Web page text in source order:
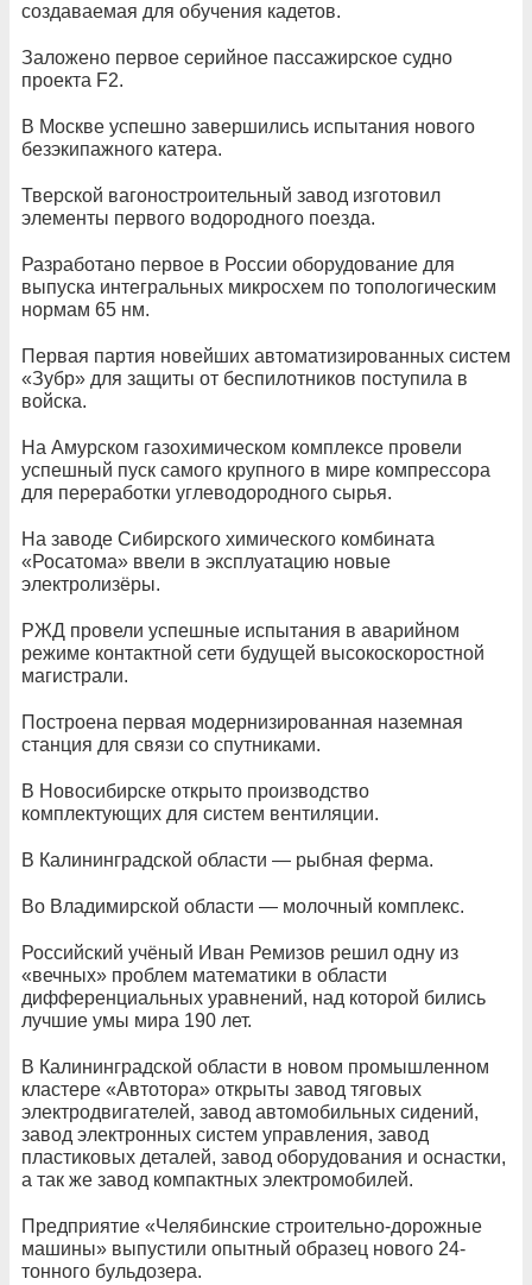
создаваемая для обучения кадетов.
Заложено первое серийное пассажирское судно
проекта F2.
В Москве успешно завершились испытания нового
безэкипажного катера.
Тверской вагоностроительный завод изготовил
элементы первого водородного поезда.
Разработано первое в России оборудование для
выпуска интегральных микросхем по топологическим
нормам 65 нм.
Первая партия новейших автоматизированных систем
«Зубр» для защиты от беспилотников поступила в
войска.
На Амурском газохимическом комплексе провели
успешный пуск самого крупного в мире компрессора
для переработки углеводородного сырья.
На заводе Сибирского химического комбината
«Росатома» ввели в эксплуатацию новые
электролизёры.
РЖД провели успешные испытания в аварийном
режиме контактной сети будущей высокоскоростной
магистрали.
Построена первая модернизированная наземная
станция для связи со спутниками.
В Новосибирске открыто производство
комплектующих для систем вентиляции.
В Калининградской области — рыбная ферма.
Во Владимирской области — молочный комплекс.
Российский учёный Иван Ремизов решил одну из
«вечных» проблем математики в области
дифференциальных уравнений, над которой бились
лучшие умы мира 190 лет.
В Калининградской области в новом промышленном
кластере «Автотора» открыты завод тяговых
электродвигателей, завод автомобильных сидений,
завод электронных систем управления, завод
пластиковых деталей, завод оборудования и оснастки,
а так же завод компактных электромобилей.
Предприятие «Челябинские строительно-дорожные
машины» выпустили опытный образец нового 24-
тонного бульдозера.